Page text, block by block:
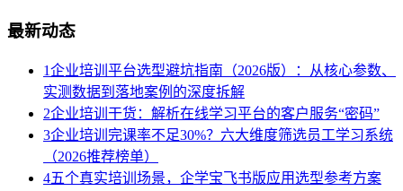
最新动态
1企业培训平台选型避坑指南（2026版）：从核心参数、
实测数据到落地案例的深度拆解
2企业培训干货：解析在线学习平台的客户服务“密码”
3企业培训完课率不足30%？六大维度筛选员工学习系统
（2026推荐榜单）
4五个真实培训场景，企学宝飞书版应用选型参考方案